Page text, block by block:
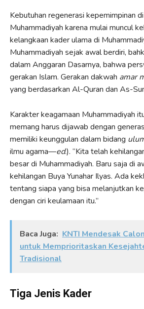
Kebutuhan regenerasi kepemimpinan
Muhammadiyah karena mulai muncul
kelangkaan kader ulama di
Muhammadiyah sejak awal berdiri,
dalam Anggaran Dasarnya, bahwa
gerakan Islam. Gerakan dakwah amar
yang berdasarkan Al-Quran dan As-
Karakter keagamaan Muhammadiyah
memang harus dijawab dengan
memiliki keunggulan dalam bidang
ilmu agama—ed.). “Kita telah
besar di Muhammadiyah. Baru saja di
kehilangan Buya Yunahar Ilyas. Ada
tentang siapa yang bisa melanjutkan
dengan ciri keulamaan itu.”
Baca Juga: KNTI Mendesak
untuk Memprioritaskan
Tradisional
Tiga Jenis Kader